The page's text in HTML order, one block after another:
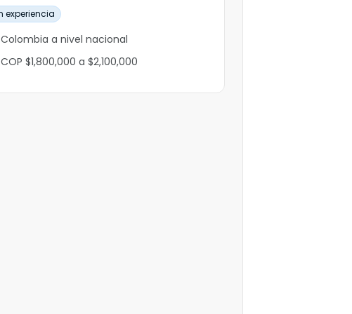
experiencia
Colombia a nivel nacional
COP $1,800,000 a $2,100,000